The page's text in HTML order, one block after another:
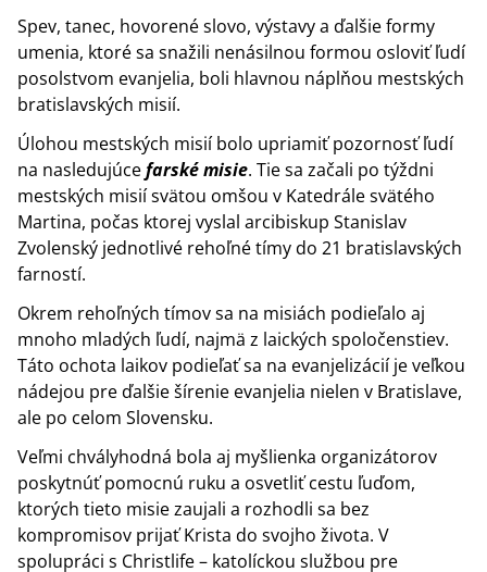
Spev, tanec, hovorené slovo, výstavy a ďalšie formy
umenia, ktoré sa snažili nenásilnou formou osloviť ľudí
posolstvom evanjelia, boli hlavnou náplňou mestských
bratislavských misií.
Úlohou mestských misií bolo upriamiť pozornosť ľudí
na nasledujúcefarské misie. Tie sa začali po týždni
mestských misií svätou omšou v Katedrále svätého
Martina, počas ktorej vyslal arcibiskup Stanislav
Zvolenský jednotlivé rehoľné tímy do 21 bratislavských
farností.
Okrem rehoľných tímov sa na misiách podieľalo aj
mnoho mladých ľudí, najmä z laických spoločenstiev.
Táto ochota laikov podieľať sa na evanjelizácií je veľkou
nádejou pre ďalšie šírenie evanjelia nielen v Bratislave,
ale po celom Slovensku.
Veľmi chvályhodná bola aj myšlienka organizátorov
poskytnúť pomocnú ruku a osvetliť cestu ľuďom,
ktorých tieto misie zaujali a rozhodli sa bez
kompromisov prijať Krista do svojho života. V
spolupráci s Christlife – katolíckou službou pre